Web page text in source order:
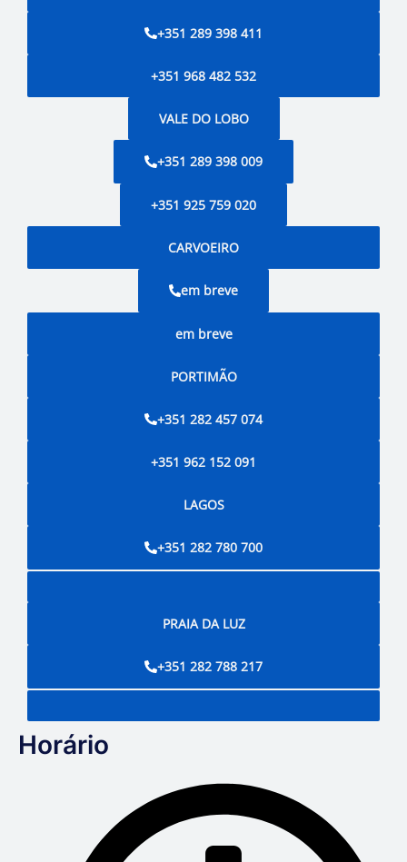
+351 289 398 411
+351 968 482 532
VALE DO LOBO
+351 289 398 009
+351 925 759 020
CARVOEIRO
em breve
em breve
PORTIMÃO
+351 282 457 074
+351 962 152 091
LAGOS
+351 282 780 700
PRAIA DA LUZ
+351 282 788 217
Horário